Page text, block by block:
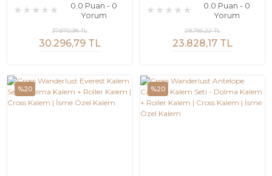
0.0 Puan - 0
Yorum
30.296,79 TL
37.870,98 TL
0.0 Puan - 0
Yorum
23.828,17 TL
29.785,22 TL
%20 %20